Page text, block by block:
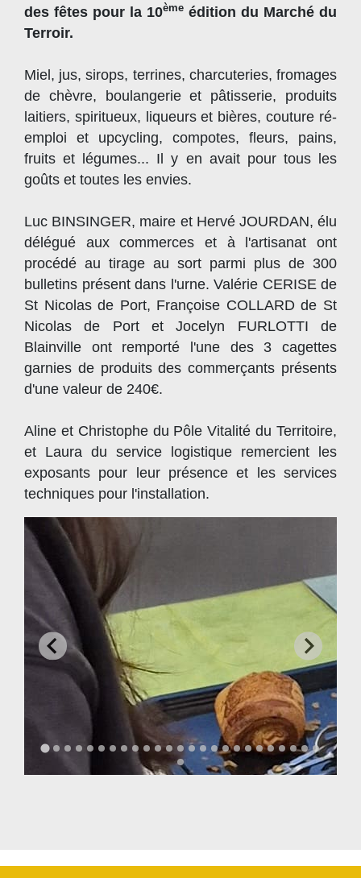
des fêtes pour la 10ème édition du Marché du
Terroir.
Miel, jus, sirops, terrines, charcuteries, fromages
de chèvre, boulangerie et pâtisserie, produits
laitiers, spiritueux, liqueurs et bières, couture ré-
emploi et upcycling, compotes, fleurs, pains,
fruits et légumes... Il y en avait pour tous les
goûts et toutes les envies.
Luc BINSINGER, maire et Hervé JOURDAN, élu
délégué aux commerces et à l'artisanat ont
procédé au tirage au sort parmi plus de 300
bulletins présent dans l'urne. Valérie CERISE de
St Nicolas de Port, Françoise COLLARD de St
Nicolas de Port et Jocelyn FURLOTTI de
Blainville ont remporté l'une des 3 cagettes
garnies de produits des commerçants présents
d'une valeur de 240€.
Aline et Christophe du Pôle Vitalité du Territoire,
et Laura du service logistique remercient les
exposants pour leur présence et les services
techniques pour l'installation.